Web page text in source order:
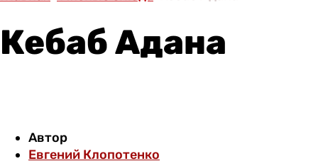
Кебаб Адана
Автор
Евгений Клопотенко